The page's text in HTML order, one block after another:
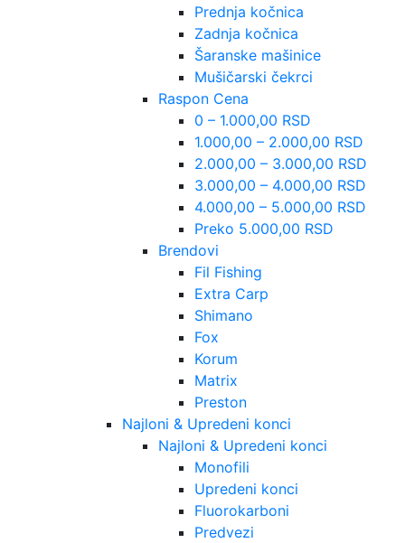
Prednja kočnica
Zadnja kočnica
Šaranske mašinice
Mušičarski čekrci
Raspon Cena
0 – 1.000,00 RSD
1.000,00 – 2.000,00 RSD
2.000,00 – 3.000,00 RSD
3.000,00 – 4.000,00 RSD
4.000,00 – 5.000,00 RSD
Preko 5.000,00 RSD
Brendovi
Fil Fishing
Extra Carp
Shimano
Fox
Korum
Matrix
Preston
Najloni & Upredeni konci
Najloni & Upredeni konci
Monofili
Upredeni konci
Fluorokarboni
Predvezi